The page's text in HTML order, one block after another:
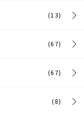
(13)
(67)
(67)
(8)